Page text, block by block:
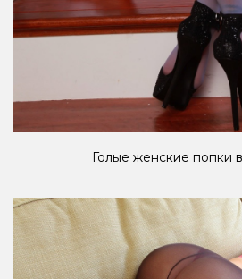
Голые женские попки